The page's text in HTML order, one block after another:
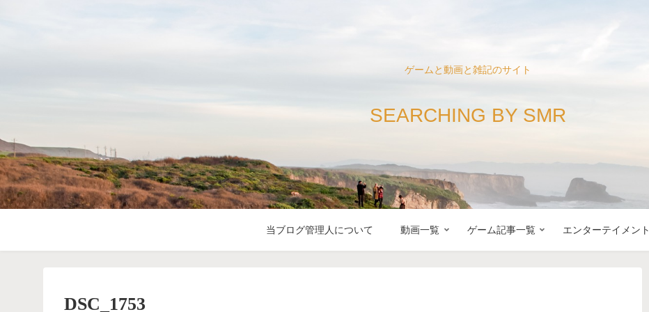
ゲームと動画と雑記のサイト
SEARCHING BY SMR
当ブログ管理人について 動画一覧 ゲーム記事一覧 エンターテイメント
DSC_1753